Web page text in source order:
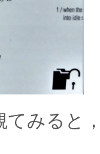
てみると